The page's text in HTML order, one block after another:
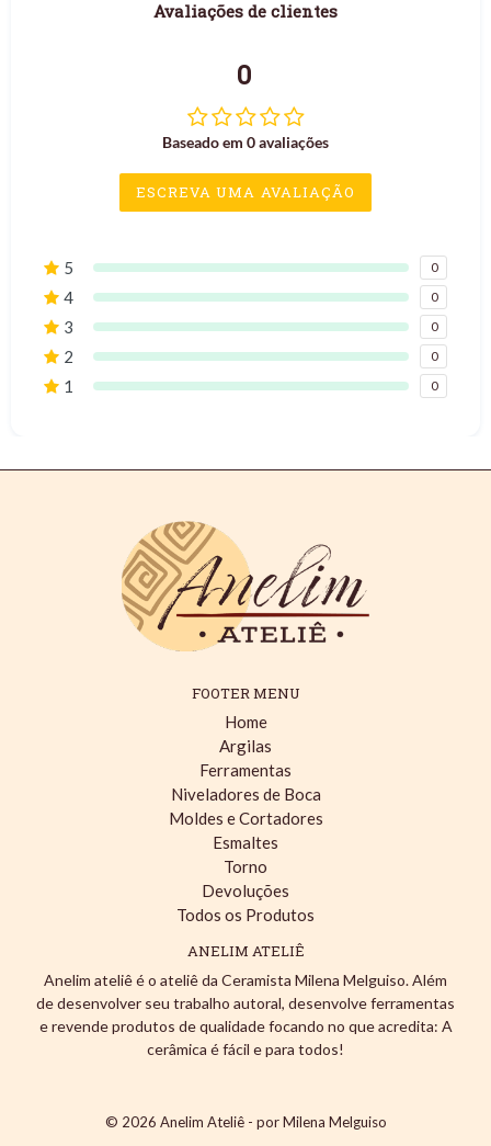
Avaliações de clientes
0
Baseado em 0 avaliações
ESCREVA UMA AVALIAÇÃO
5 0
4 0
3 0
2 0
1 0
FOOTER MENU
Home
Argilas
Ferramentas
Niveladores de Boca
Moldes e Cortadores
Esmaltes
Torno
Devoluções
Todos os Produtos
ANELIM ATELIÊ
Anelim ateliê é o ateliê da Ceramista Milena Melguiso. Além
de desenvolver seu trabalho autoral, desenvolve ferramentas
e revende produtos de qualidade focando no que acredita: A
cerâmica é fácil e para todos!
© 2026 Anelim Ateliê - por Milena Melguiso